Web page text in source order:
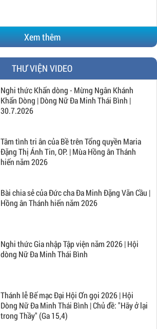
Xem thêm
THƯ VIỆN VIDEO
Nghi thức Khấn dòng - Mừng Ngân Khánh
Khấn Dòng | Dòng Nữ Đa Minh Thái Bình |
30.7.2026
Tâm tình tri ân của Bề trên Tổng quyền Maria
Đặng Thị Ánh Tin, OP. | Mùa Hồng ân Thánh
hiến năm 2026
Bài chia sẻ của Đức cha Đa Minh Đặng Văn Cầu |
Hồng ân Thánh hiến năm 2026
Nghi thức Gia nhập Tập viện năm 2026 | Hội
dòng Nữ Đa Minh Thái Bình
Thánh lễ Bế mạc Đại Hội Ơn gọi 2026 | Hội
Dòng Nữ Đa Minh Thái Bình | Chủ đề: "Hãy ở lại
trong Thầy" (Ga 15,4)